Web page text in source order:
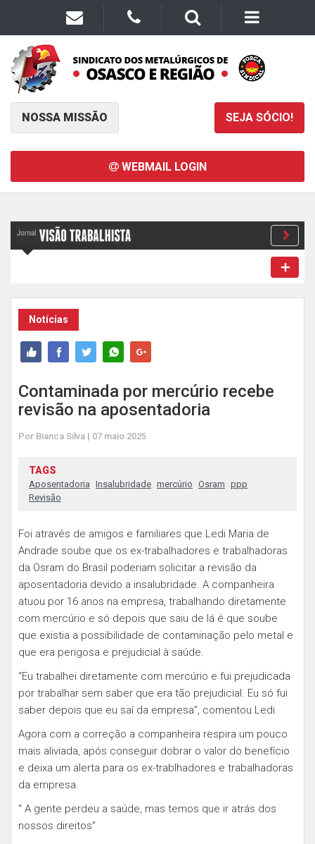
NOSSA MISSÃO SEJA SÓCIO!
WEBMAIL LOGIN
Notícias
Contaminada por mercúrio recebe
revisão na aposentadoria
Por Bianca Silva | 07 maio 2025
TAGS
Aposentadoria Insalubridade mercúrio Osram ppp
Revisão
Foi através de amigos e familiares que Ledi Maria de
Andrade soube que os ex-trabalhadores e trabalhadoras
da Osram do Brasil poderiam solicitar a revisão da
aposentadoria devido a insalubridade. A companheira
atuou por 16 anos na empresa, trabalhando diretamente
com mercúrio e só depois que saiu de lá é que soube
que existia a possibilidade de contaminação pelo metal e
que era perigosa e prejudicial à saúde.
“Eu trabalhei diretamente com mercúrio e fui prejudicada
por trabalhar sem saber que era tão prejudicial. Eu só fui
saber depois que eu saí da empresa”, comentou Ledi.
Agora com a correção a companheira respira um pouco
mais aliviada, após conseguir dobrar o valor do benefício
e deixa um alerta para os ex-trablhadores e trabalhadoras
da empresa.
“ A gente perdeu a saúde, mas temos que ir atrás dos
nossos direitos”